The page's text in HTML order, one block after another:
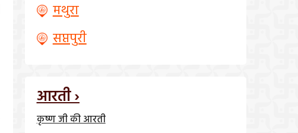
मथुरा
सप्तपुरी
आरती ›
कृष्ण जी की आरती